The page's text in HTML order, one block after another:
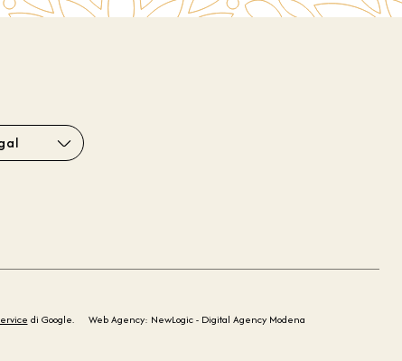
di Google. Web Agency: NewLogic - Digital Agency Modena